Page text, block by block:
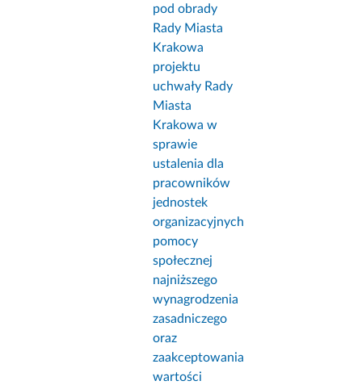
pod obrady
Rady Miasta
Krakowa
projektu
uchwały Rady
Miasta
Krakowa w
sprawie
ustalenia dla
pracowników
jednostek
organizacyjnych
pomocy
społecznej
najniższego
wynagrodzenia
zasadniczego
oraz
zaakceptowania
wartości